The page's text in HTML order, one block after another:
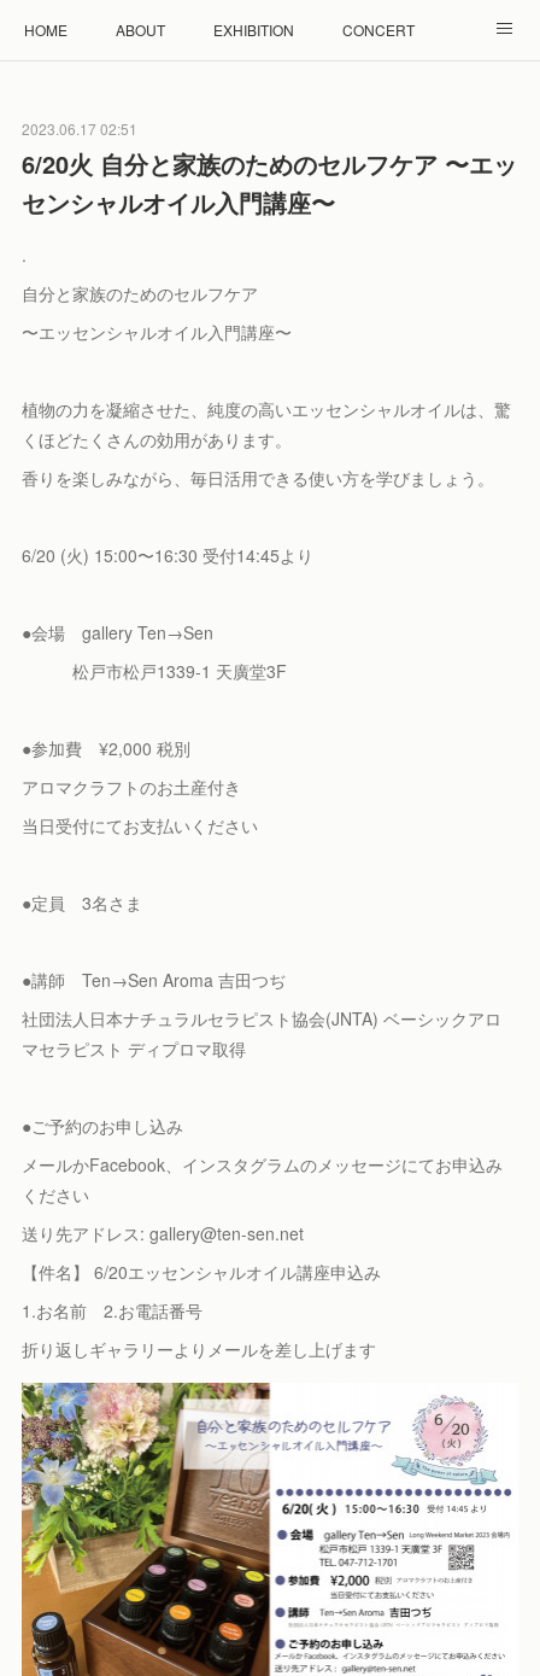
HOME ABOUT EXHIBITION CONCERT
RENTAL ACCESS
2023.06.17 02:51
6/20火 自分と家族のためのセルフケア 〜エッ
センシャルオイル入門講座〜
.
自分と家族のためのセルフケア
〜エッセンシャルオイル入門講座〜
植物の力を凝縮させた、純度の高いエッセンシャルオイルは、驚
くほどたくさんの効用があります。
香りを楽しみながら、毎日活用できる使い方を学びましょう。
6/20 (火) 15:00〜16:30 受付14:45より
●会場 gallery Ten→Sen
松戸市松戸1339-1 天廣堂3F
●参加費 ¥2,000 税別
アロマクラフトのお土産付き
当日受付にてお支払いください
●定員 3名さま
●講師 Ten→Sen Aroma 吉田つぢ
社団法人日本ナチュラルセラピスト協会(JNTA) ベーシックアロ
マセラピスト ディプロマ取得
●ご予約のお申し込み
メールかFacebook、インスタグラムのメッセージにてお申込み
ください
送り先アドレス: gallery@ten-sen.net
【件名】 6/20エッセンシャルオイル講座申込み
1.お名前 2.お電話番号
折り返しギャラリーよりメールを差し上げます